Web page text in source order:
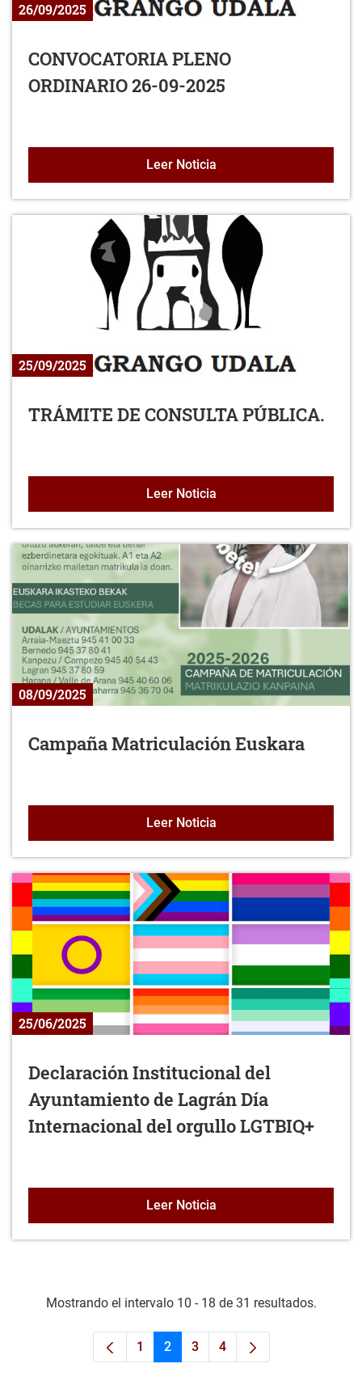
26/09/2025
CONVOCATORIA PLENO
ORDINARIO 26-09-2025
Leer NoticiaCONVOCATORIA
25/09/2025
TRÁMITE DE CONSULTA PÚBLICA.
Leer NoticiaTRÁMITE DE CONSULTA
08/09/2025
Campaña Matriculación Euskara
Leer NoticiaCampaña Matriculación
25/06/2025
Declaración Institucional del
Ayuntamiento de Lagrán Día
Internacional del orgullo LGTBIQ+
Leer NoticiaDeclaración
Mostrando el intervalo 10 - 18 de 31 resultados.
Página
1 Página
2 Página
3 Página
4